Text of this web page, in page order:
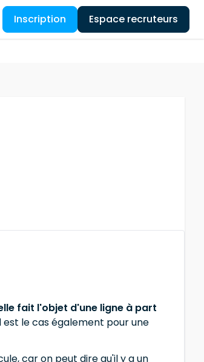
Inscription Espace recruteurs
fait l'objet d'une ligne à part
est le cas également pour une
car on peut dire qu'il y a un